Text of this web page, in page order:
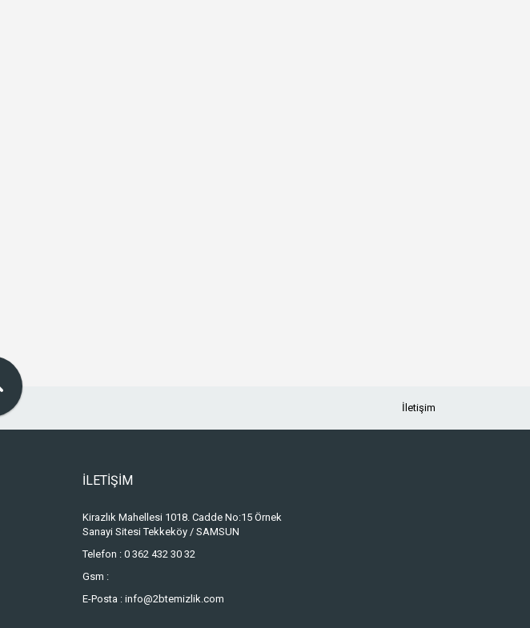
İletişim
İLETİŞİM
Kirazlık Mahellesi 1018. Cadde No:15 Örnek
Sanayi Sitesi Tekkeköy / SAMSUN
Telefon : 0 362 432 30 32
Gsm :
E-Posta : info@2btemizlik.com